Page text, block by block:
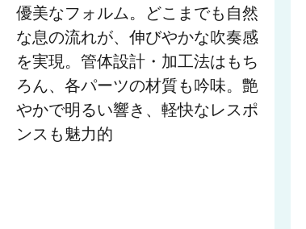
優美なフォルム。どこまでも自然
な息の流れが、伸びやかな吹奏感
を実現。管体設計・加工法はもち
ろん、各パーツの材質も吟味。艶
やかで明るい響き、軽快なレスポ
ンスも魅力的